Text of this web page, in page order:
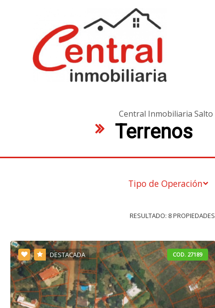
Central Inmobiliaria Salto
Terrenos
Tipo de Operación
RESULTADO: 8PROPIEDADES
DESTACADA COD. 27189